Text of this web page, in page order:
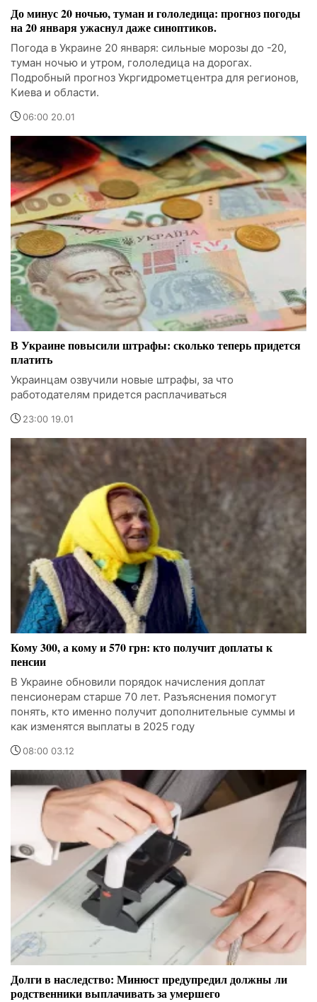
До минус 20 ночью, туман и гололедица: прогноз погоды
на 20 января ужаснул даже синоптиков.
Погода в Украине 20 января: сильные морозы до -20,
туман ночью и утром, гололедица на дорогах.
Подробный прогноз Укргидрометцентра для регионов,
Киева и области.
06:00 20.01
В Украине повысили штрафы: сколько теперь придется
платить
Украинцам озвучили новые штрафы, за что
работодателям придется расплачиваться
23:00 19.01
Кому 300, а кому и 570 грн: кто получит доплаты к
пенсии
В Украине обновили порядок начисления доплат
пенсионерам старше 70 лет. Разъяснения помогут
понять, кто именно получит дополнительные суммы и
как изменятся выплаты в 2025 году
08:00 03.12
Долги в наследство: Минюст предупредил должны ли
родственники выплачивать за умершего